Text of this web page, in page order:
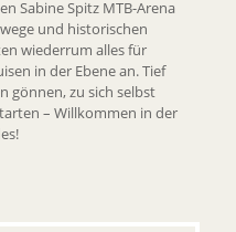
Sabine Spitz MTB-Arena
und historischen
wiederrum alles für
in der Ebene an. Tief
gönnen, zu sich selbst
– Willkommen in der